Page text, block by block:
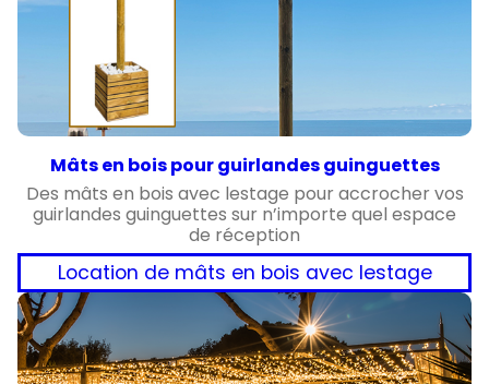
Mâts en bois pour guirlandes guinguettes
Des mâts en bois avec lestage pour accrocher vos
guirlandes guinguettes sur n’importe quel espace
de réception
Location de mâts en bois avec lestage